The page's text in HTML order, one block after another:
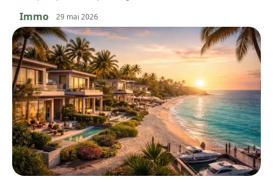
Immo 29 mai 2026